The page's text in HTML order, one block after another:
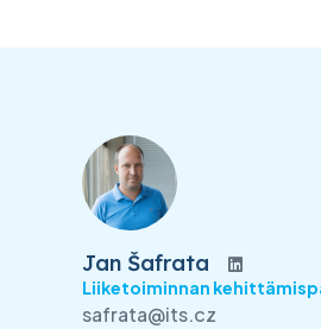
Jan Šafrata
Liiketoiminnan
safrata@its.cz